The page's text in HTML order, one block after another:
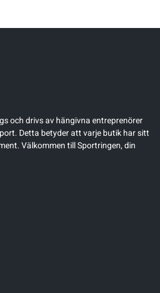
och drivs av hängivna entreprenörer
Detta betyder att varje butik har sitt
Välkommen till Sportringen, din